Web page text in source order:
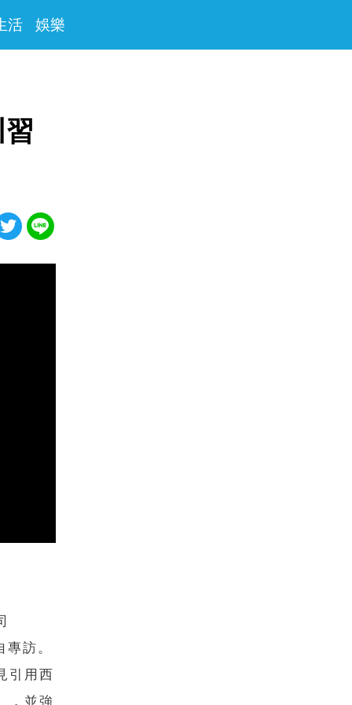
活 娛樂
訪。
引用西
，並強